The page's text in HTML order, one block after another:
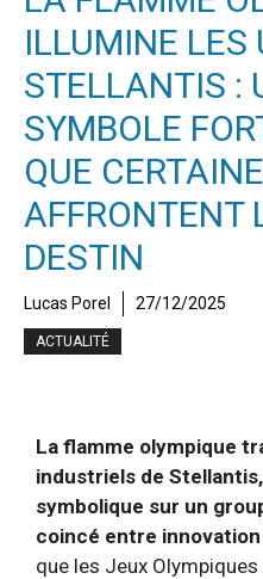
ILLUMINE LES
STELLANTIS :
SYMBOLE
QUE
AFFRONTENT
DESTIN
Lucas Porel 27/12/2025
ACTUALITÉ
La flamme olympique
industriels de
symbolique sur un
coincé entre
que les Jeux